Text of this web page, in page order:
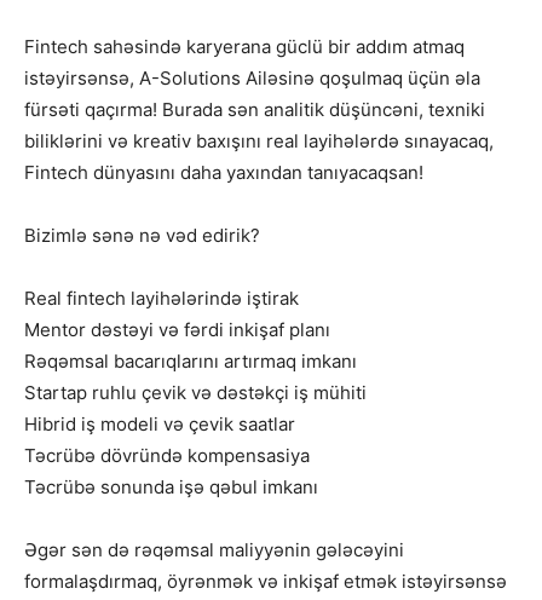
Finteсh sahəsində karyerana güclü bir addım atmaq
istəyirsənsə, A-Solutions Ailəsinə qoşulmaq üçün əla
fürsəti qaçırma! Burada sən analitik düşüncəni, texniki
biliklərini və kreativ baxışını real layihələrdə sınayacaq,
Fintech dünyasını daha yaxından tanıyacaqsan!
Bizimlə sənə nə vəd edirik?
Real fintech layihələrində iştirak
Mentor dəstəyi və fərdi inkişaf planı
Rəqəmsal bacarıqlarını artırmaq imkanı
Startap ruhlu çevik və dəstəkçi iş mühiti
Hibrid iş modeli və çevik saatlar
Təcrübə dövründə kompensasiya
Təcrübə sonunda işə qəbul imkanı
Əgər sən də rəqəmsal maliyyənin gələcəyini
formalaşdırmaq, öyrənmək və inkişaf etmək istəyirsənsə